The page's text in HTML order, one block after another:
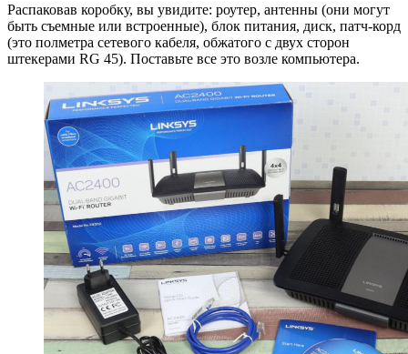
Распаковав коробку, вы увидите: роутер, антенны (они могут
быть съемные или встроенные), блок питания, диск, патч-корд
(это полметра сетевого кабеля, обжатого с двух сторон
штекерами RG 45). Поставьте все это возле компьютера.